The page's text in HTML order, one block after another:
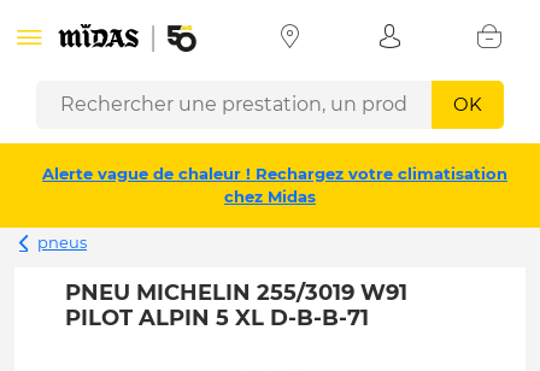
OK
Alerte vague de chaleur ! Rechargez votre climatisation
chez Midas
pneus
PNEU MICHELIN 255/3019 W91
PILOT ALPIN 5 XL D-B-B-71